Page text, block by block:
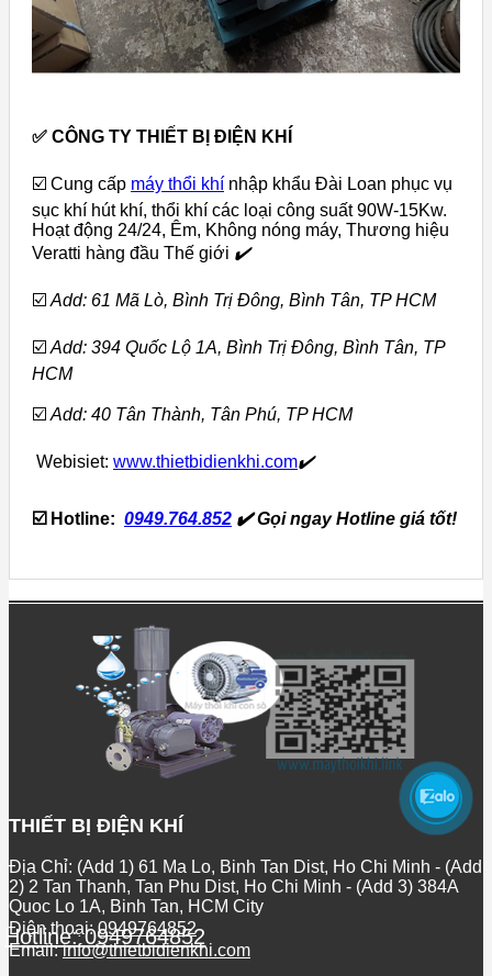
✅ CÔNG TY THIẾT BỊ ĐIỆN KHÍ
☑️ Cung cấp máy thổi khí nhập khẩu Đài Loan phục vụ
sục khí hút khí, thổi khí các loại công suất 90W-15Kw.
Hoạt động 24/24, Êm, Không nóng máy, Thương hiệu
Veratti hàng đầu Thế giới ✔️
☑️ Add: 61 Mã Lò, Bình Trị Đông, Bình Tân, TP HCM
☑️ Add: 394 Quốc Lộ 1A, Bình Trị Đông, Bình Tân, TP
HCM
☑️ Add: 40 Tân Thành, Tân Phú, TP HCM
Webisiet: www.thietbidienkhi.com✔️
☑️ Hotline: 0949.764.852 ✔️Gọi ngay Hotline giá tốt!
THIẾT BỊ ĐIỆN KHÍ
Địa Chỉ: (Add 1) 61 Ma Lo, Binh Tan Dist, Ho Chi Minh - (Add
2) 2 Tan Thanh, Tan Phu Dist, Ho Chi Minh - (Add 3) 384A
Quoc Lo 1A, Binh Tan, HCM City
Điện thoại:0949764852
Email:info@thietbidienkhi.com
Hotline: 0949764852